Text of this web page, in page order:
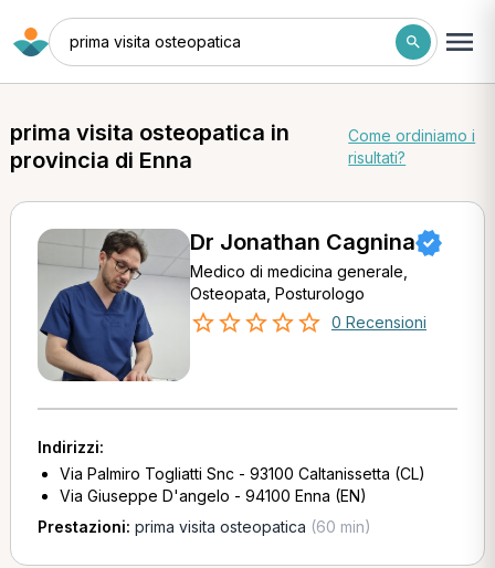
prima visita osteopatica
prima visita osteopatica in
provincia di Enna
Come ordiniamo i
risultati?
Dr Jonathan Cagnina
Medico di medicina generale,
Osteopata, Posturologo
0 Recensioni
Indirizzi:
Via Palmiro Togliatti Snc - 93100 Caltanissetta (CL)
Via Giuseppe D'angelo - 94100 Enna (EN)
Prestazioni: prima visita osteopatica (60 min)